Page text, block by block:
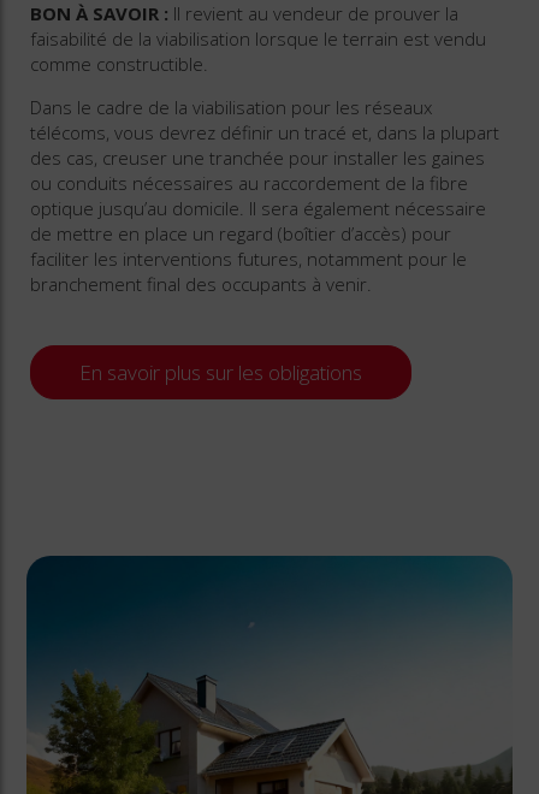
BON À SAVOIR : Il revient au vendeur de prouver la
faisabilité de la viabilisation lorsque le terrain est vendu
comme constructible.
Dans le cadre de la viabilisation pour les réseaux
télécoms, vous devrez définir un tracé et, dans la plupart
des cas, creuser une tranchée pour installer les gaines
ou conduits nécessaires au raccordement de la fibre
optique jusqu’au domicile. Il sera également nécessaire
de mettre en place un regard (boîtier d’accès) pour
faciliter les interventions futures, notamment pour le
branchement final des occupants à venir.
En savoir plus sur les obligations